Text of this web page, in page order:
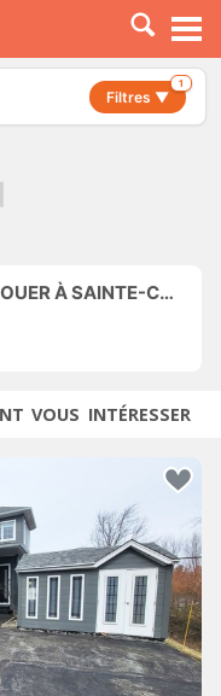
Filtres ▼
1
CATHERINE-DE-HATLEY
VOUS INTÉRESSER